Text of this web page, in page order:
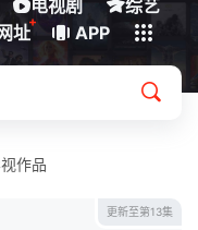
电视剧
综艺
址
+
APP
载客户端
作品
更新至第13集